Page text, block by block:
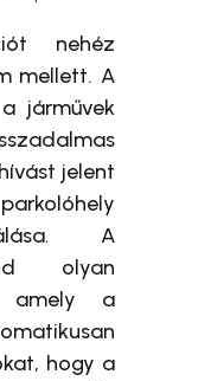
nehéz
mellett. A
járművek
jelent
A
olyan
amely a
hogy a